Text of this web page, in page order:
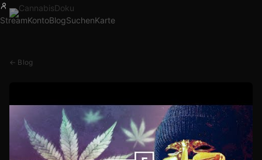
StreamKontoBlogSuchenKarte
← Blog